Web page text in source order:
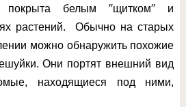
белым ′′щитком′′ и
растений. Обычно на старых
можно обнаружить похожие
Они портят внешний вид
находящиеся под ними,